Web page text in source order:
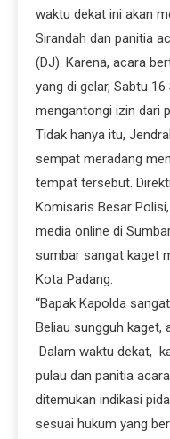
waktu dekat ini akan
Sirandah dan panitia
(DJ). Karena, acara
yang di gelar, Sabtu
mengantongi izin dari
Tidak hanya itu,
sempat meradang
tempat tersebut.
Komisaris Besar
media online di
sumbar sangat kaget
Kota Padang.
“Bapak Kapolda
Beliau sungguh kaget,
Dalam waktu dekat,
pulau dan panitia
ditemukan indikasi
sesuai hukum yang